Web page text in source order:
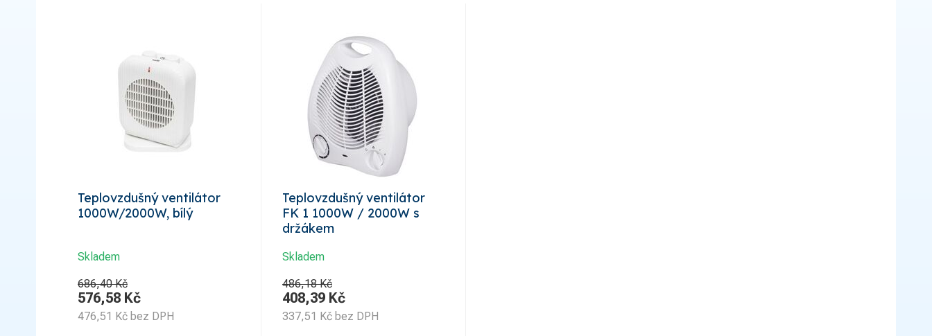
Teplovzdušný ventilátor
1000W/2000W, bílý
Skladem
686,40 Kč
576,58 Kč
476,51 Kč bez DPH
Teplovzdušný ventilátor
FK 1 1000W / 2000W s
držákem
Skladem
486,18 Kč
408,39 Kč
337,51 Kč bez DPH